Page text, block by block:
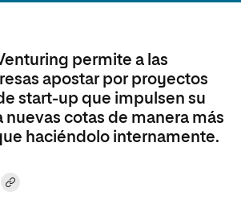
permite a las
apostar por proyectos
start-up que impulsen su
nuevas cotas de manera más
haciéndolo internamente.